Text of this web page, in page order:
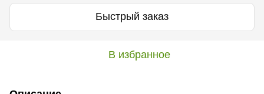
Быстрый заказ
В избранное